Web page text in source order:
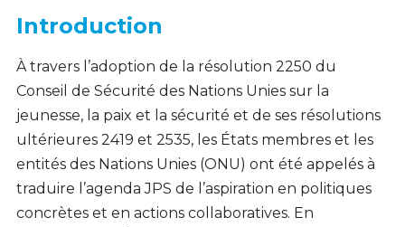
Introduction
À travers l’adoption de la résolution 2250 du
Conseil de Sécurité des Nations Unies sur la
jeunesse, la paix et la sécurité et de ses résolutions
ultérieures 2419 et 2535, les États membres et les
entités des Nations Unies (ONU) ont été appelés à
traduire l’agenda JPS de l’aspiration en politiques
concrètes et en actions collaboratives. En